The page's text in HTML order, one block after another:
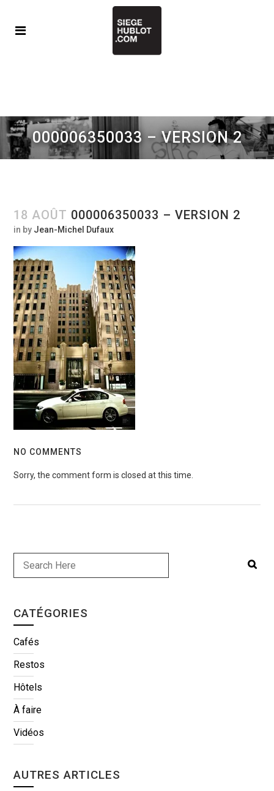
000006350033 – VERSION 2
18 AOÛT 000006350033 – VERSION 2
in by Jean-Michel Dufaux
NO COMMENTS
Sorry, the comment form is closed at this time.
CATÉGORIES
Cafés
Restos
Hôtels
À faire
Vidéos
AUTRES ARTICLES